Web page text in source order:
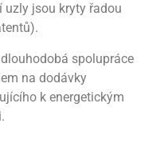
uzly jsou kryty řadou
spolupráce
na dodávky
k energetickým